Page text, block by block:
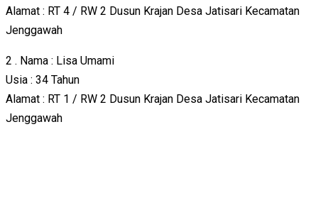
Alamat : RT 4 / RW 2 Dusun Krajan Desa Jatisari Kecamatan
Jenggawah
2 . Nama : Lisa Umami
Usia : 34 Tahun
Alamat : RT 1 / RW 2 Dusun Krajan Desa Jatisari Kecamatan
Jenggawah